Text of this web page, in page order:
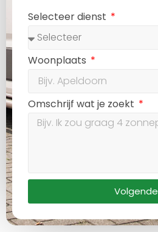
Selecteer dienst
Woonplaats
Omschrijf wat je zoekt
Volgende